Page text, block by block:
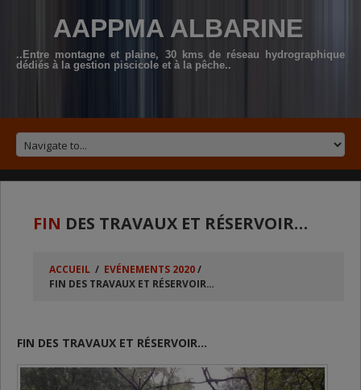
AAPPMA ALBARINE
..Entre montagne et plaine, 30 kms de réseau hydrographique
dédiés à la gestion piscicole et à la pêche..
FIN DES TRAVAUX ET RÉSERVOIR…
ACCUEIL / EVÉNEMENTS 2020/
FIN DES TRAVAUX ET RÉSERVOIR…
FIN DES TRAVAUX ET RÉSERVOIR…